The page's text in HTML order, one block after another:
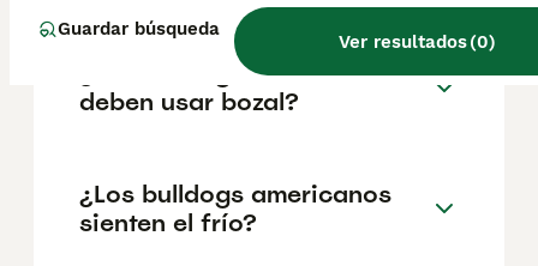
Guardar búsqueda
Ver resultados(0)
¿Los bulldogs americanos
deben usar bozal?
¿Los bulldogs americanos
sienten el frío?